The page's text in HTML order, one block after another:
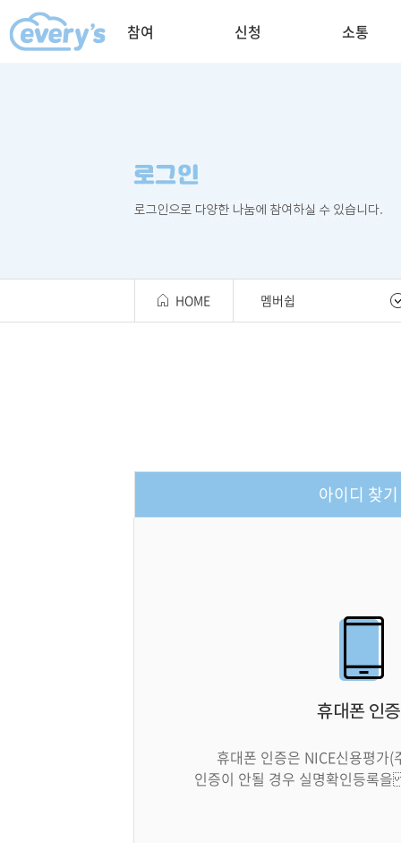
참여 신청 소통
HOME 멤버쉽
아이디 찾기
휴대폰 인증은 NICE신용평가(
인증이 안될 경우 실명확인등록